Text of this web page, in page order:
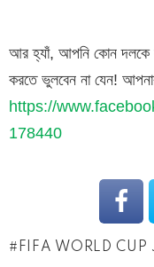
আর হ্যাঁ, আপনি কোন দলকে
করতে ভুলবেন না যেন!
https://
178440
FIFA WORLD CUP